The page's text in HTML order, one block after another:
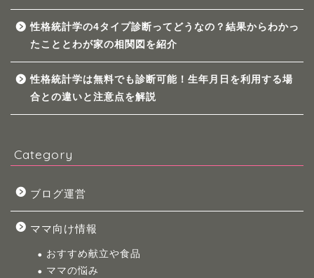
性格統計学の4タイプ診断ってどうなの？結果からわかっ
たこととわが家の相関図を紹介
性格統計学は無料でも診断可能！生年月日を利用する場
合との違いと注意点を解説
Category
ブログ運営
ママ向け情報
おすすめ献立や食品
ママの悩み